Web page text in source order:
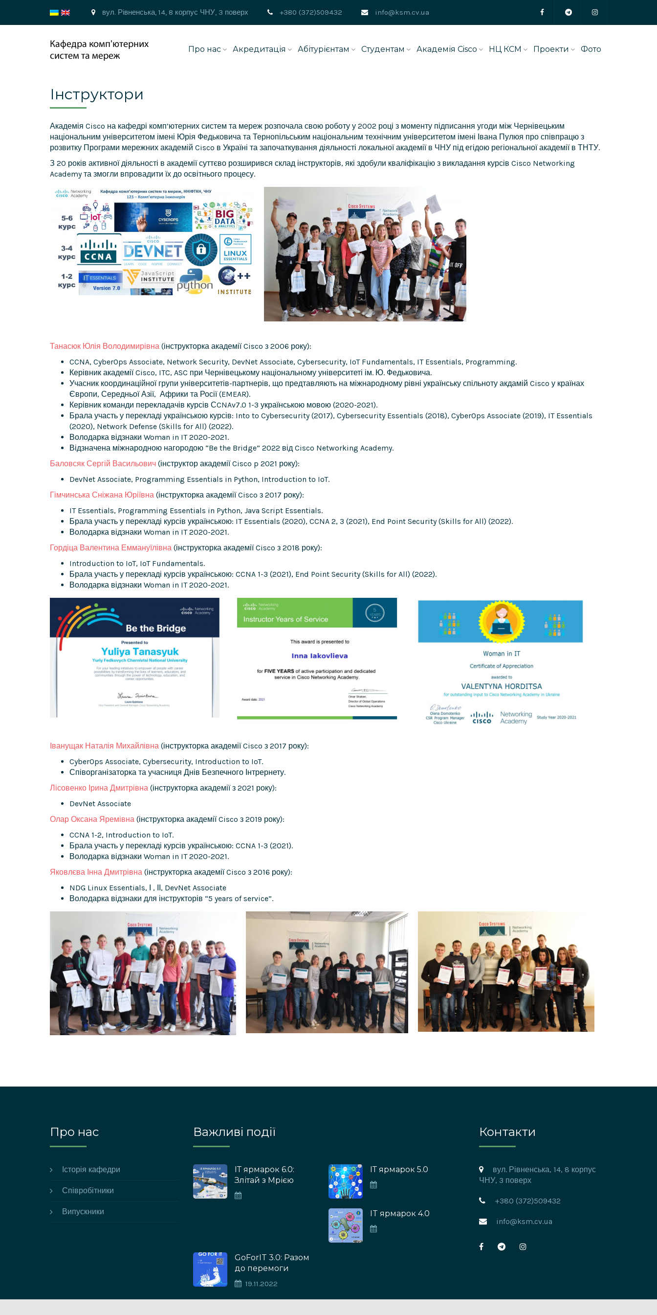
вул. Рівненська, 14, 8 корпус ЧНУ, 3 поверх +380 (372)509432 info@ksm.cv.ua
Про нас Акредитація Абітурієнтам Студентам Академія Cisco НЦ КСМ Проекти Фото
Інструктори
Академія Cisco на кафедрі комп’ютерних систем та мереж розпочала свою роботу у 2002 році з моменту підписання угоди між Чернівецьким
національним університетом імені Юрія Федьковича та Тернопільським національним технічним університетом імені Івана Пулюя про співпрацю з
розвитку Програми мережних академій Cisco в Україні та започаткування діяльності локальної академії в ЧНУ під егідою регіональної академії в ТНТУ.
З 20 років активної діяльності в академії суттєво розширився склад інструкторів, які здобули кваліфікацію з викладання курсів Cisco Networking
Academy та змогли впровадити їх до освітнього процесу.
Танасюк Юлія Володимирівна (інструкторка академії Cisco з 2006 року):
CCNA, CyberOps Associate, Network Security, DevNet Associate, Cybersecurity, IoT Fundamentals, IT Essentials, Programming.
Керівник академії Cisco, ITC, ASC при Чернівецькому національному університеті ім. Ю. Федьковича.
Учасник координаційної групи університетів-партнерів, що предтавляють на міжнародному рівні українську спільноту акдамій Cisco у країнах
Європи, Середньої Азії, Африки та Росії (EMEAR).
Керівник команди перекладачів курсів СCNAv7.0 1-3 українською мовою (2020-2021).
Брала участь у перекладі українською курсів: Into to Cybersecurity (2017), Cybersecurity Essentials (2018), CyberOps Associate (2019), IT Essentials
(2020), Network Defense (Skills for All) (2022).
Володарка відзнаки Woman in IT 2020-2021.
Відзначена міжнародною нагородою “Be the Bridge” 2022 від Cisco Networking Academy.
Баловсяк Сергій Васильович (інструктор академії Cisco p 2021 року):
DevNet Associate, Programming Essentials in Python, Introduction to IoT.
Гімчинська Сніжана Юріївна (інструкторка академії Cisco з 2017 року):
IT Essentials, Programming Essentials in Python, Java Script Essentials.
Брала участь у перекладі курсів українською: IT Essentials (2020), CCNA 2, 3 (2021), End Point Security (Skills for All) (2022).
Володарка відзнаки Woman in IT 2020-2021.
Гордіца Валентина Еммануїлівна (інструкторка академії Cisco з 2018 року):
Introduction to IoT, IoT Fundamentals.
Брала участь у перекладі курсів українською: CCNA 1-3 (2021), End Point Security (Skills for All) (2022).
Володарка відзнаки Woman in IT 2020-2021.
Іванущак Наталія Михайлівна (інструкторка академії Cisco з 2017 року):
CyberOps Associate, Cybersecurity, Introduction to IoT.
Співорганізаторка та учасниця Днів Безпечного Інтрернету.
Лісовенко Ірина Дмитрівна (інструкторка академії з 2021 року):
DevNet Associate
Олар Оксана Яремівна (інструкторка академії Cisco з 2019 року):
CCNA 1-2, Introduction to IoT.
Брала участь у перекладі курсів українською: CCNA 1-3 (2021).
Володарка відзнаки Woman in IT 2020-2021.
Яковлєва Інна Дмитрівна (інструкторка академії Cisco з 2016 року):
NDG Linux Essentials, І , ІІ, DevNet Associate
Володарка відзнаки для інструкторів “5 years of service”.
Про нас
Історія кафедри
Співробітники
Випускники
Важливі події
ІТ ярмарок 6.0:
Злітай з Мрією
ІТ ярмарок 5.0
IT ярмарок 4.0
GoForIT 3.0: Разом
до перемоги
19.11.2022
Контакти
вул. Рівненська, 14, 8 корпус
ЧНУ, 3 поверх
+380 (372)509432
info@ksm.cv.ua